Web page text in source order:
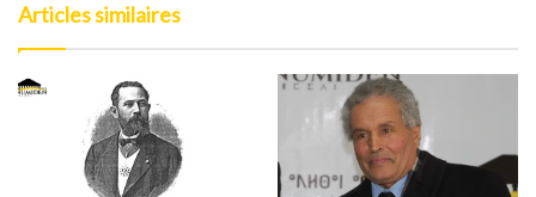
Articles similaires